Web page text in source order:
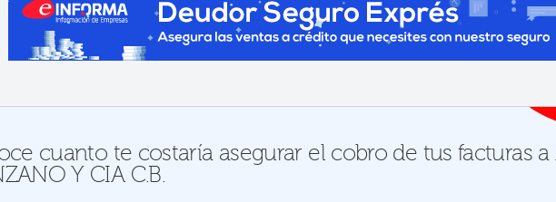
cuanto te costaría asegurar el cobro de tus facturas a
Y CIA C.B.